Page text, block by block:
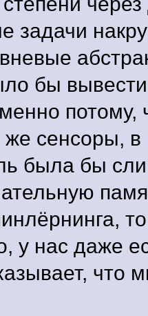
задачи
бы
потому,
же сенсоры,
была бы
у нас даже